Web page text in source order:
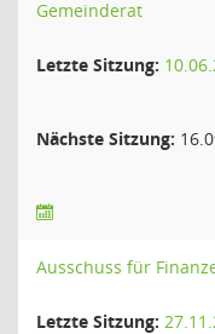
Gemeinderat
Letzte Sitzung:
Nächste Sitzung:
Ausschuss für
Letzte Sitzung: